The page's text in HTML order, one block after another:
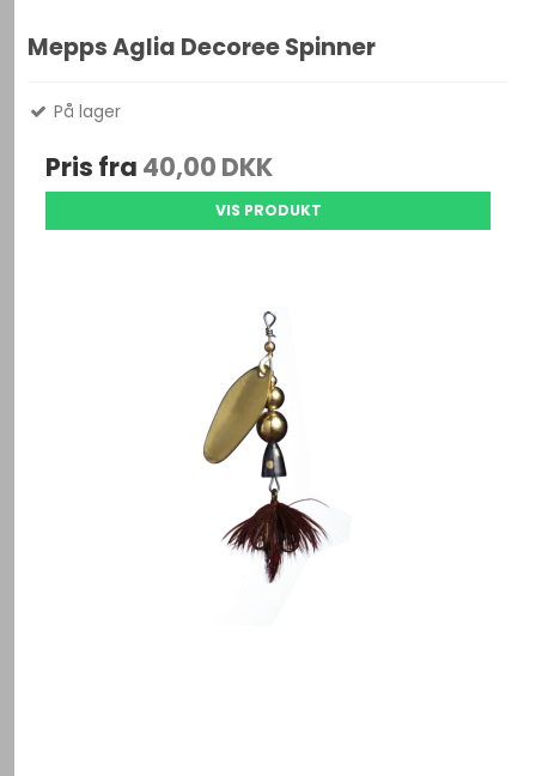
Mepps Aglia Decoree Spinner
På lager
Pris fra 40,00 DKK
VIS PRODUKT